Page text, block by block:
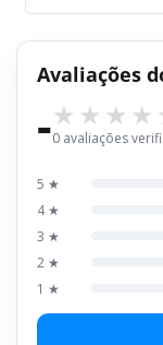
Avaliações
-0 avaliações
5 ★
4 ★
3 ★
2 ★
1 ★